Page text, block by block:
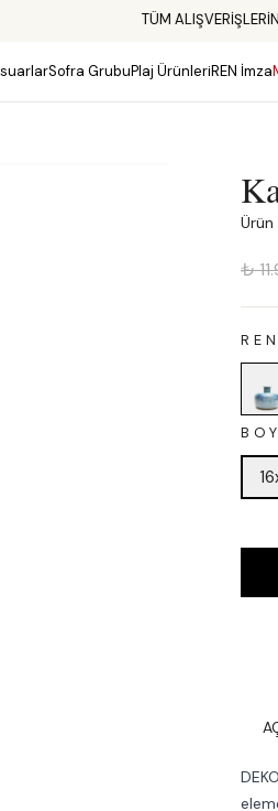
TÜM ALIŞVERİŞLERİNİZE ÖZEL ÜCRETSİZ
Sofra GrubuPlaj ÜrünleriREN İmza
Ürün
₺